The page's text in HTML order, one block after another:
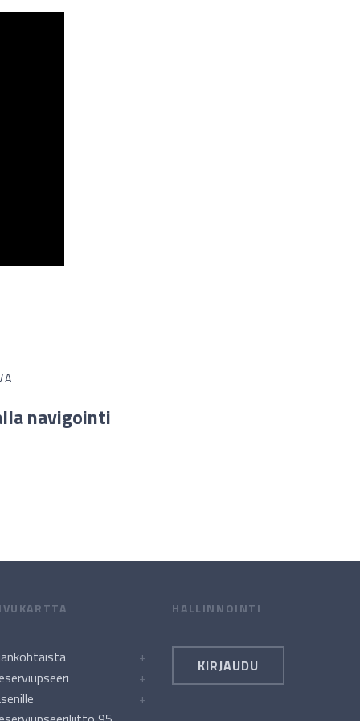
navigointi
+
+
+
HALLINNOINTI
KIRJAUDU